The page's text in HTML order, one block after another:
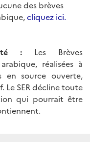
des brèves
cliquez ici.
: Les Brèves
réalisées à
en source ouverte,
SER décline toute
qui pourrait être